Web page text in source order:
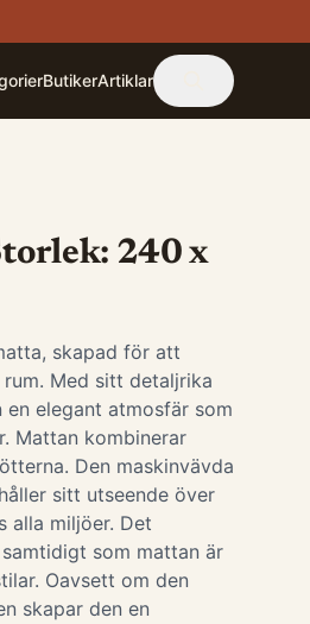
ButikerArtiklar
240 x
skapad för att
Med sitt detaljrika
elegant atmosfär som
Mattan kombinerar
Den maskinvävda
sitt utseende över
alla miljöer. Det
som mattan är
Oavsett om den
skapar den en